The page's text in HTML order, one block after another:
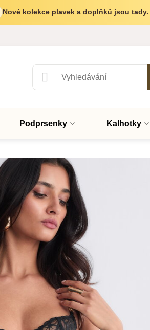
Nové kolekce plavek a doplňků jsou tady.
Podprsenky Kalhotky